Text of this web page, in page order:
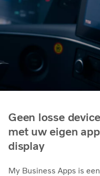
Geen losse
met uw eigen
display
My Business Apps is